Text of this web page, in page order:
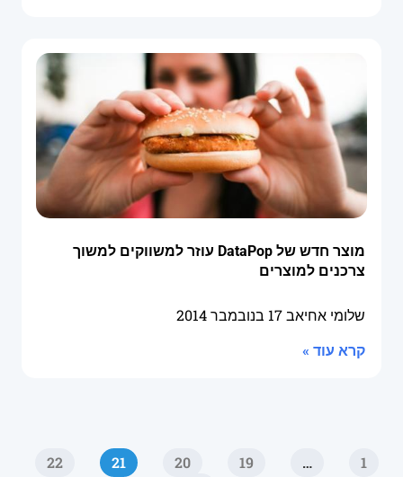
מוצר חדש של DataPop עוזר למשווקים למשוך
צרכנים למוצרים
שלומי אחיאב17 בנובמבר 2014
קרא עוד »
1
…
19
20
21
22